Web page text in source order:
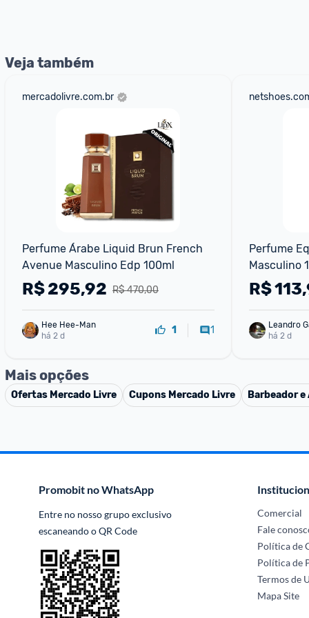
Veja também
mercadolivre.com.br
Perfume Árabe Liquid Brun French
Avenue Masculino Edp 100ml
R$ 470,00
R$295,92
Hee Hee-Man
há 2 d
1 1
Perfume
Masculino
R$
Leandro
há 2 d
Mais opções
Ofertas Mercado Livre Cupons Mercado Livre Barbeador
Promobit no WhatsApp
Entre no nosso grupo exclusivo
escaneando o QR Code
Comercial
Fale
Política de
Política de
Termos de
Mapa Site